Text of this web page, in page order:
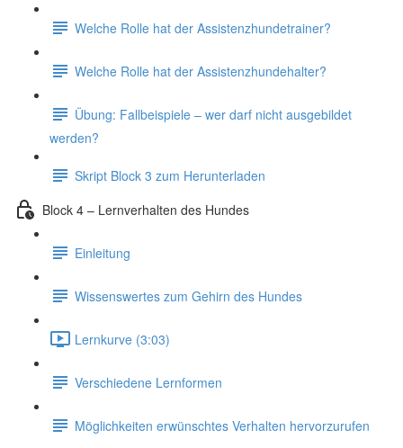
Welche Rolle hat der Assistenzhundetrainer?
Welche Rolle hat der Assistenzhundehalter?
Übung: Fallbeispiele – wer darf nicht ausgebildet
werden?
Skript Block 3 zum Herunterladen
Block 4 – Lernverhalten des Hundes
Einleitung
Wissenswertes zum Gehirn des Hundes
Lernkurve (3:03)
Verschiedene Lernformen
Möglichkeiten erwünschtes Verhalten hervorzurufen